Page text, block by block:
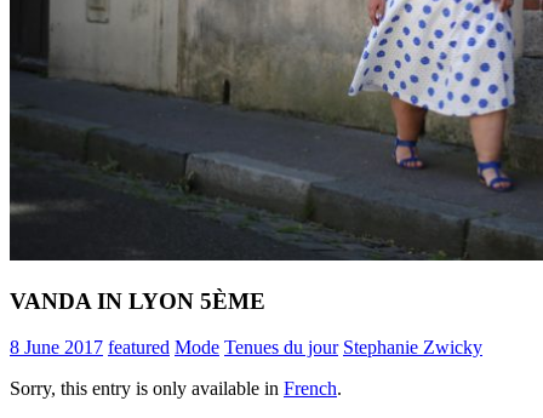
VANDA IN LYON 5ÈME
8 June 2017 featured Mode Tenues du jour Stephanie Zwicky
Sorry, this entry is only available in French.